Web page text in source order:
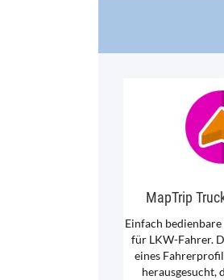
MapTrip
Einfach
für LKW-Fahrer.
eines
herausgesucht,